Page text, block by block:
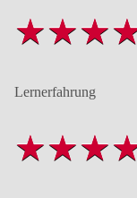
Lernerfahrung